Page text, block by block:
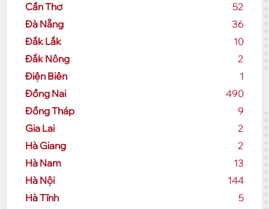
Cần Thơ
52
Đà Nẵng
36
Đắk Lắk
10
Đắk Nông
2
Điện Biên
1
Đồng Nai
490
Đồng Tháp
9
Gia Lai
2
Hà Giang
2
Hà Nam
13
Hà Nội
144
Hà Tĩnh
5